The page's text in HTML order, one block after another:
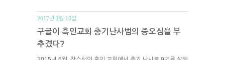
2017년 1월 13일.
구글이 흑인교회 총기난사범의 증오심을 부
추겼다?